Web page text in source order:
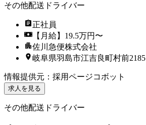
その他配送ドライバー
正社員
【月給】19.5万円〜
佐川急便株式会社
岐阜県羽島市江吉良町村前2185
情報提供元 ： 採用ページコボット
求人を見る
その他配送ドライバー